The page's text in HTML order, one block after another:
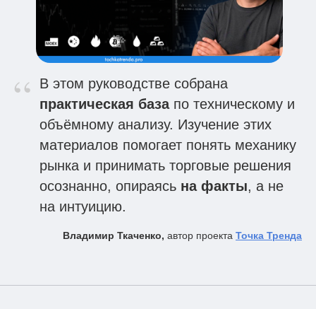
“
В этом руководстве собрана
практическая базапо техническому и
объёмному анализу. Изучение этих
материалов помогает понять механику
рынка и принимать торговые решения
осознанно, опираясь на факты, а не
на интуицию.
Владимир Ткаченко, автор проекта Точка Тренда